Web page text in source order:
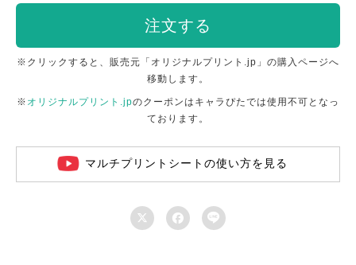
注文する
※クリックすると、販売元「オリジナルプリント.jp」の購入ページへ
移動します。
※ オリジナルプリント.jpのクーポンはキャラぴたでは使用不可となっ
ております。
マルチプリントシートの使い方を見る
  